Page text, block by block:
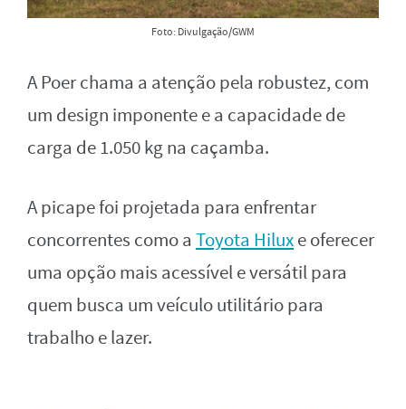
Foto: Divulgação/GWM
A Poer chama a atenção pela robustez, com
um design imponente e a capacidade de
carga de 1.050 kg na caçamba.
A picape foi projetada para enfrentar
concorrentes como a Toyota Hiluxe oferecer
uma opção mais acessível e versátil para
quem busca um veículo utilitário para
trabalho e lazer.